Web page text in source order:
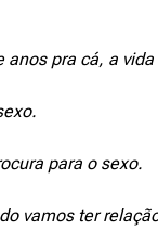
anos pra cá, a
para o sexo.
vamos ter